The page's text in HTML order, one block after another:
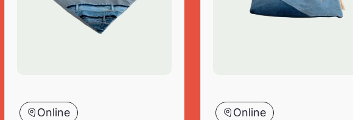
Online Online